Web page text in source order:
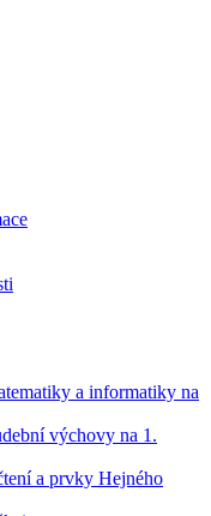
a informatiky na
výchovy na 1.
a prvky Hejného